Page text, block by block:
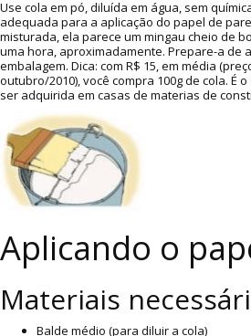
Use cola em pó, diluída em água, sem
adequada para a aplicação do papel de
misturada, ela parece um mingau cheio de
uma hora, aproximadamente. Prepare-a de
embalagem. Dica: com R$ 15, em média
outubro/2010), você compra 100g de cola. É
ser adquirida em casas de materias de
Aplicando o
Materiais
Balde médio (para diluir a cola)